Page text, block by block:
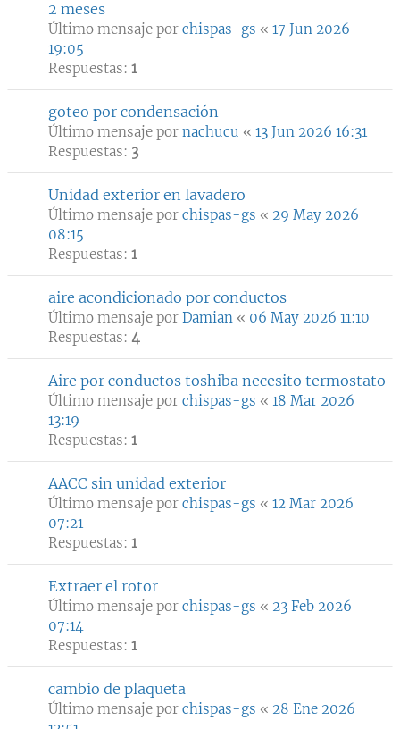
2 meses
Último mensaje por chispas-gs « 17 Jun 2026
19:05
Respuestas: 1
goteo por condensación
Último mensaje por nachucu « 13 Jun 2026 16:31
Respuestas: 3
Unidad exterior en lavadero
Último mensaje por chispas-gs « 29 May 2026
08:15
Respuestas: 1
aire acondicionado por conductos
Último mensaje por Damian « 06 May 2026 11:10
Respuestas: 4
Aire por conductos toshiba necesito termostato
Último mensaje por chispas-gs « 18 Mar 2026
13:19
Respuestas: 1
AACC sin unidad exterior
Último mensaje por chispas-gs « 12 Mar 2026
07:21
Respuestas: 1
Extraer el rotor
Último mensaje por chispas-gs « 23 Feb 2026
07:14
Respuestas: 1
cambio de plaqueta
Último mensaje por chispas-gs « 28 Ene 2026